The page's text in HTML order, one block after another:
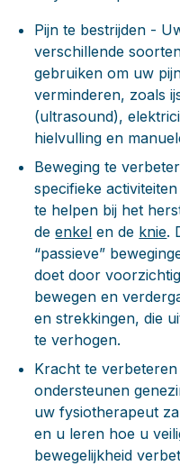
Pijn te bestrijden -
verschillende
gebruiken om uw
verminderen, zoals
(ultrasound),
hielvulling en
Beweging te
specifieke
te helpen bij het
deenkel en de knie.
“passieve”
doet door
bewegen en
en strekkingen, die
te verhogen.
Kracht te verbeteren
ondersteunen
uw fysiotherapeut
en u leren hoe u
bewegelijkheid